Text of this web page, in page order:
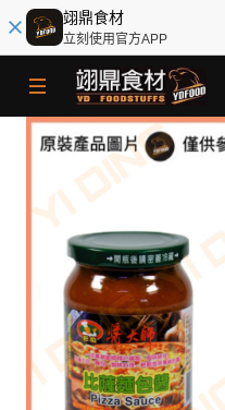
翊鼎食材
立刻使用官方APP